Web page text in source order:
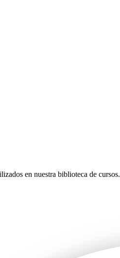
en nuestra biblioteca de cursos.